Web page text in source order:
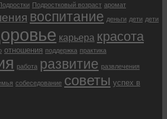
Подростковый возраст аромат
воспитание деньги дети дети
карьера красота
отношения поддержка практика
работа развитие развлечения
собеседование советы успех в